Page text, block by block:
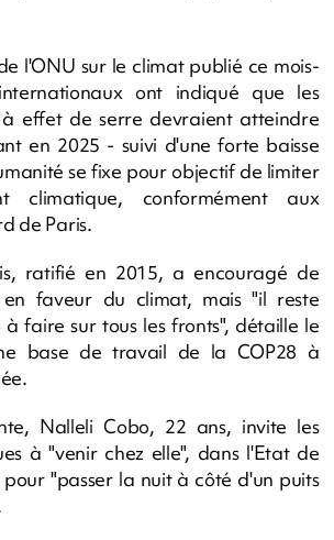
l'ONU sur le climat publié ce mois-
ont indiqué que les
à effet de serre devraient atteindre
en 2025 - suivi d'une forte baisse
se fixe pour objectif de limiter
climatique, conformément aux
de Paris.
ratifié en 2015, a encouragé de
en faveur du climat, mais "il reste
faire sur tous les fronts", détaille le
base de travail de la COP28 à
Nalleli Cobo, 22 ans, invite les
à "venir chez elle", dans l'Etat de
"passer la nuit à côté d'un puits